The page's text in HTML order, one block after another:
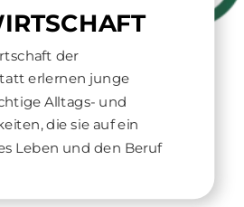
der
erlernen junge
Alltags- und
die sie auf ein
Leben und den Beruf